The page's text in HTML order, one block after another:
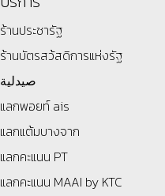
ร้านประชารัฐ
ร้านบัตรสว้สดิการแห่งรัฐ
صيدلية
แลกพอยท์ ais
แลกแต้มบางจาก
แลกคะแนน PT
แลกคะแนน MAAI by KTC